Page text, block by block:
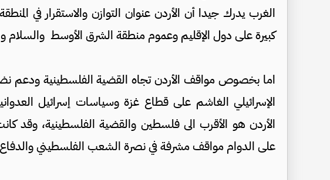
الغرب يدرك جيدا أن الأردن عنوان التوازن والاستقرار في
كبيرة على دول الإقليم وعموم منطقة الشرق الأوسط والسلام
اما بخصوص مواقف الأردن تجاه القضية الفلسطينية ودعم
الإسرائيلي الغاشم على قطاع غزة وسياسات إسرائيل
الأردن هو الأقرب الى فلسطين والقضية الفلسطينية، وقد
على الدوام مواقف مشرفة في نصرة الشعب الفلسطيني